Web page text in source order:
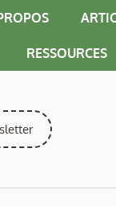
RESSOURCES